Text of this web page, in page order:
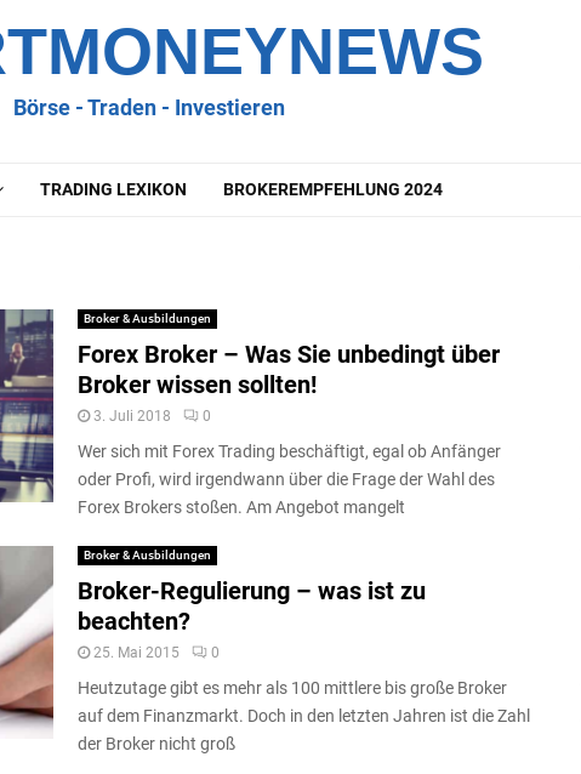
Börse - Traden - Investieren
TRADING LEXIKON BROKEREMPFEHLUNG 2024
Broker & Ausbildungen
Forex Broker – Was Sie unbedingt über
Broker wissen sollten!
3. Juli 2018 0
Wer sich mit Forex Trading beschäftigt, egal ob Anfänger
oder Profi, wird irgendwann über die Frage der Wahl des
Forex Brokers stoßen. Am Angebot mangelt
Broker & Ausbildungen
Broker-Regulierung – was ist zu
beachten?
25. Mai 2015 0
Heutzutage gibt es mehr als 100 mittlere bis große Broker
auf dem Finanzmarkt. Doch in den letzten Jahren ist die Zahl
der Broker nicht groß